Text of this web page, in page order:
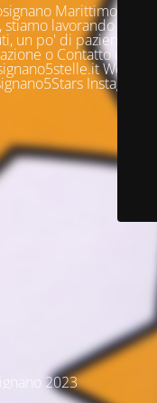
Marittimo è
lavorando per
un po' di pazienza e
o Contatto questi
Web:
Instagram:
2023